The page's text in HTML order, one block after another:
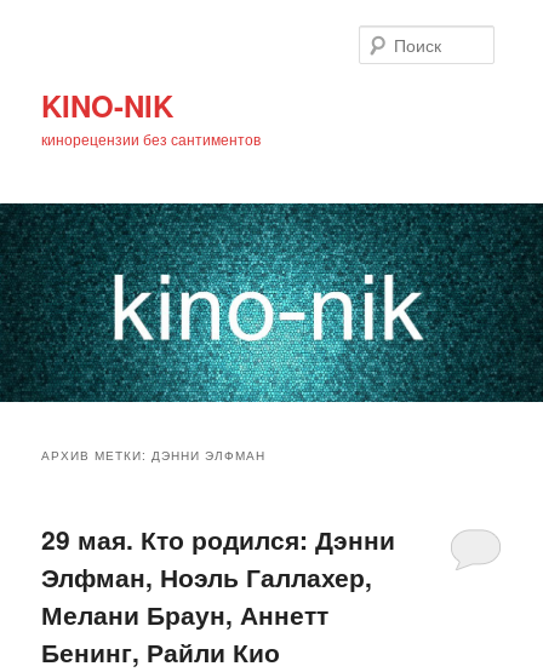
KINO-NIK
кинорецензии без сантиментов
основному
содержимому
дополнительному
содержимому
АРХИВ МЕТКИ:ДЭННИ ЭЛФМАН
29 мая. Кто родился: Дэнни
Элфман, Ноэль Галлахер,
Мелани Браун, Аннетт
Бенинг, Райли Кио